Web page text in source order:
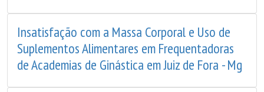
Insatisfação com a Massa Corporal e Uso de
Suplementos Alimentares em Frequentadoras
de Academias de Ginástica em Juiz de Fora - Mg